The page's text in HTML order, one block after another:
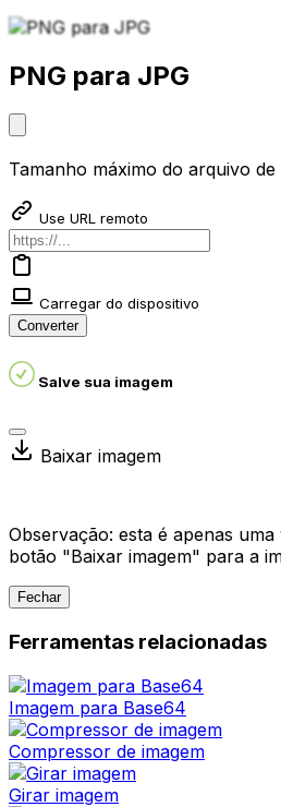
PNG para JPG
Tamanho máximo do arquivo
Use URL remoto
Carregar do dispositivo
Converter
Salve sua imagem
Baixar imagem
Observação: esta é apenas
botão "Baixar imagem" para a
Fechar
Ferramentas relacionadas
Imagem para Base64
Compressor de imagem
Girar imagem